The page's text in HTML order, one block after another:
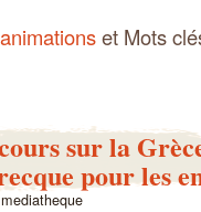
et Mots
sur la
pour les
mediatheque